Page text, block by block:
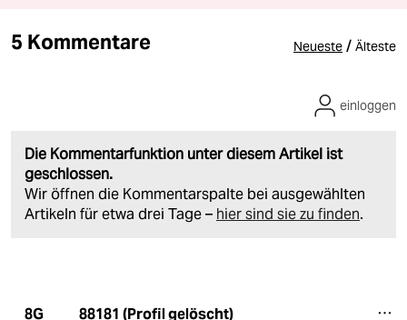
5 Kommentare Neueste / Älteste
Die Kommentarfunktion unter diesem Artikel ist
geschlossen.
Wir öffnen die Kommentarspalte bei ausgewählten
Artikeln für etwa drei Tage – hier sind sie zu finden.
einloggen
8G 88181 (Profil gelöscht)